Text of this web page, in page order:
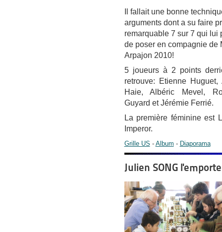
Il fallait une bonne
arguments dont a su faire
remarquable 7 sur 7 qui lui
de poser en compagnie de
Arpajon 2010!
5 joueurs à 2 points
retrouve: Etienne Huguet,
Haie, Albéric Mevel,
Guyard et Jérémie Ferrié.
La première féminine est
Imperor.
Grille US - Album - Diaporama
Julien SONG